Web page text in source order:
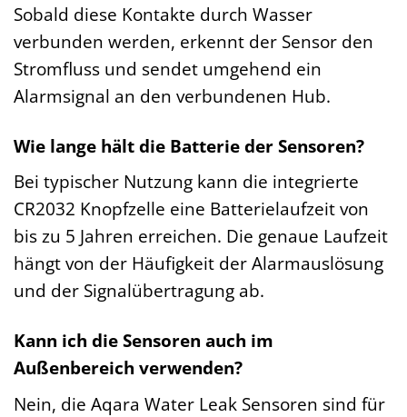
Sobald diese Kontakte durch Wasser
verbunden werden, erkennt der Sensor den
Stromfluss und sendet umgehend ein
Alarmsignal an den verbundenen Hub.
Wie lange hält die Batterie der Sensoren?
Bei typischer Nutzung kann die integrierte
CR2032 Knopfzelle eine Batterielaufzeit von
bis zu 5 Jahren erreichen. Die genaue Laufzeit
hängt von der Häufigkeit der Alarmauslösung
und der Signalübertragung ab.
Kann ich die Sensoren auch im
Außenbereich verwenden?
Nein, die Aqara Water Leak Sensoren sind für